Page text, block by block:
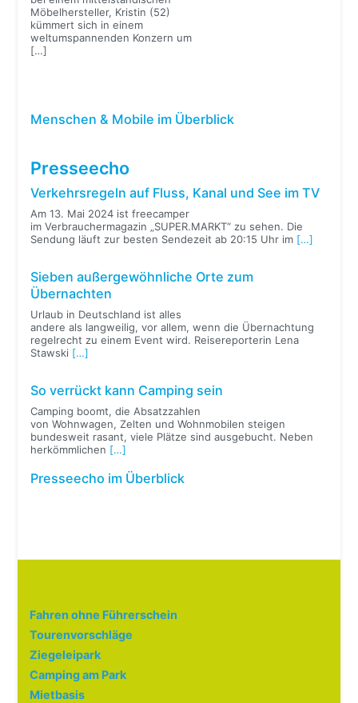
Möbelhersteller, Kristin (52)
kümmert sich in einem
weltumspannenden Konzern um
[…]
Menschen & Mobile im Überblick
Presseecho
Verkehrsregeln auf Fluss, Kanal und See im TV
Am 13. Mai 2024 ist freecamper
im Verbrauchermagazin „SUPER.MARKT“ zu sehen. Die
Sendung läuft zur besten Sendezeit ab 20:15 Uhr im […]
Sieben außergewöhnliche Orte zum
Übernachten
Urlaub in Deutschland ist alles
andere als langweilig, vor allem, wenn die Übernachtung
regelrecht zu einem Event wird. Reisereporterin Lena
Stawski […]
So verrückt kann Camping sein
Camping boomt, die Absatzzahlen
von Wohnwagen, Zelten und Wohnmobilen steigen
bundesweit rasant, viele Plätze sind ausgebucht. Neben
herkömmlichen […]
Presseecho im Überblick
Fahren ohne Führerschein
Tourenvorschläge
Ziegeleipark
Camping am Park
Mietbasis